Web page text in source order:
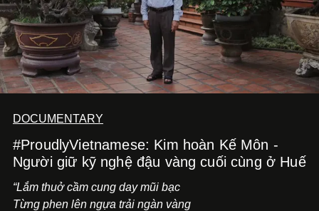
DOCUMENTARY
#ProudlyVietnamese: Kim hoàn Kế Môn -
Người giữ kỹ nghệ đậu vàng cuối cùng ở Huế
“Lắm thuở cầm cung day mũi bạc
Từng phen lên ngựa trải ngàn vàng